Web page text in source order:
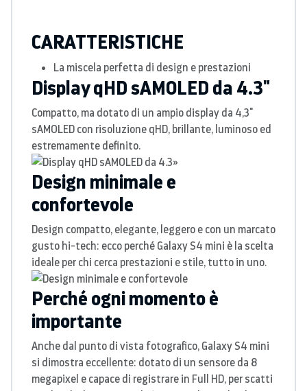
CARATTERISTICHE
La miscela perfetta di design e prestazioni
Display qHD sAMOLED da 4.3"
Compatto, ma dotato di un ampio display da 4,3"
sAMOLED con risoluzione qHD, brillante, luminoso ed
estremamente definito.
Design minimale e
confortevole
Design compatto, elegante, leggero e con un marcato
gusto hi-tech: ecco perché Galaxy S4 mini è la scelta
ideale per chi cerca prestazioni e stile, tutto in uno.
Perché ogni momento è
importante
Anche dal punto di vista fotografico, Galaxy S4 mini
si dimostra eccellente: dotato di un sensore da 8
megapixel e capace di registrare in Full HD, per scatti